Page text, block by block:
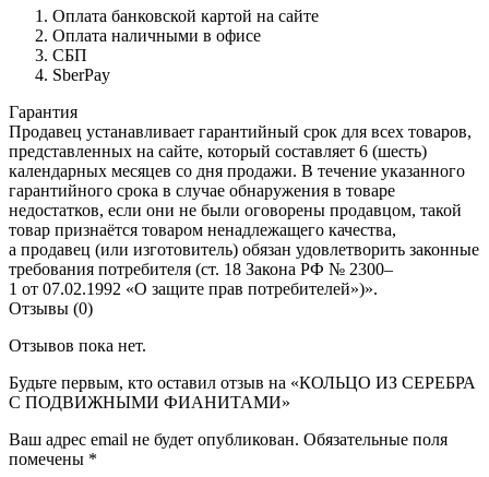
Оплата банковской картой на сайте
Оплата наличными в офисе
СБП
SberPay
Гарантия
Продавец устанавливает гарантийный срок для всех товаров,
представленных на сайте, который составляет 6 (шесть)
календарных месяцев со дня продажи. В течение указанного
гарантийного срока в случае обнаружения в товаре
недостатков, если они не были оговорены продавцом, такой
товар признаётся товаром ненадлежащего качества,
а продавец (или изготовитель) обязан удовлетворить законные
требования потребителя (ст. 18 Закона РФ № 2300–
1 от 07.02.1992 «О защите прав потребителей»)».
Отзывы (0)
Отзывов пока нет.
Будьте первым, кто оставил отзыв на «КОЛЬЦО ИЗ СЕРЕБРА
С ПОДВИЖНЫМИ ФИАНИТАМИ»
Ваш адрес email не будет опубликован. Обязательные поля
помечены *